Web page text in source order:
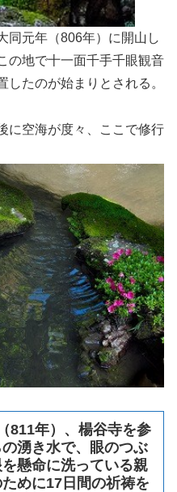
同元年（806年）に開山し
の地で十一面千手千眼観音
たのが始まりとされる。
に空海が度々、ここで修行
811年）、楊谷寺を参
湧き水で、眼のつぶ
懸命に洗っている親
めに17日間の祈祷を